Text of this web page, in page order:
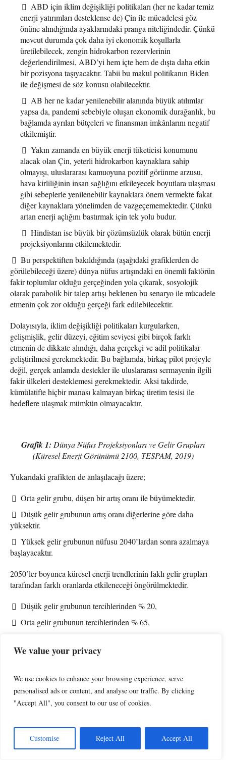
We value your privacy
We use cookies to enhance your browsing experience, serve
personalised ads or content, and analyse our traffic. By clicking
"Accept All", you consent to our use of cookies.
Customise Reject All Accept All
ABD için iklim değişikliği politikaları (her ne kadar temiz
enerji yatırımları desteklense de) Çin ile mücadelesi göz
önüne alındığında ayaklarındaki pranga niteliğindedir. Çünkü
mevcut durumda çok daha iyi ekonomik koşullarla
üretilebilecek, zengin hidrokarbon rezervlerinin
değerlendirilmesi, ABD’yi hem içte hem de dışta daha etkin
bir pozisyona taşıyacaktır. Tabii bu makul politikanın Biden
ile değişmesi de söz konusu olabilecektir.
AB her ne kadar yenilenebilir alanında büyük atılımlar
yapsa da, pandemi sebebiyle oluşan ekonomik durağanlık, bu
bağlamda ayrılan bütçeleri ve finansman imkânlarını negatif
etkilemiştir.
Yakın zamanda en büyük enerji tüketicisi konumunu
alacak olan Çin, yeterli hidrokarbon kaynaklara sahip
olmayışı, uluslararası kamuoyuna pozitif görünme arzusu,
hava kirliliğinin insan sağlığını etkileyecek boyutlara ulaşması
gibi sebeplerle yenilenebilir kaynaklara önem vermekte fakat
diğer kaynaklara yönelimden de vazgeçememektedir. Çünkü
artan enerji açlığını bastırmak için tek yolu budur.
Hindistan ise büyük bir çözümsüzlük olarak bütün enerji
projeksiyonlarını etkilemektedir.
Bu perspektiften bakıldığında (aşağıdaki grafiklerden de
görülebileceği üzere) dünya nüfus artışındaki en önemli faktörün
fakir toplumlar olduğu gerçeğinden yola çıkarak, sosyolojik
olarak parabolik bir talep artışı beklenen bu senaryo ile mücadele
etmenin çok zor olduğu gerçeği fark edilebilecektir.
Dolayısıyla, iklim değişikliği politikaları kurgularken,
gelişmişlik, gelir düzeyi, eğitim seviyesi gibi birçok farklı
etmenin de dikkate alındığı, daha gerçekçi ve adil politikalar
geliştirilmesi gerekmektedir. Bu bağlamda, birkaç pilot projeyle
değil, gerçek anlamda destekler ile uluslararası sermayenin ilgili
fakir ülkeleri desteklemesi gerekmektedir. Aksi takdirde,
kümülatifte hiçbir manası kalmayan birkaç üretim tesisi ile
hedeflere ulaşmak mümkün olmayacaktır.
Grafik 1: Dünya Nüfus Projeksiyonları ve Gelir Grupları
(Küresel Enerji Görünümü 2100, TESPAM, 2019)
Yukarıdaki grafikten de anlaşılacağı üzere;
Orta gelir grubu, düşen bir artış oranı ile büyümektedir.
Düşük gelir grubunun artış oranı diğerlerine göre daha
yüksektir.
Yüksek gelir grubunun nüfusu 2040’lardan sonra azalmaya
başlayacaktır.
2050’ler boyunca küresel enerji trendlerinin faklı gelir grupları
tarafından farklı oranlarda etkileneceği öngörülmektedir.
Düşük gelir grubunun tercihlerinden % 20,
Orta gelir grubunun tercihlerinden % 65,
düzeyi söz konusudur.
etkisinin bir miktar değişmesi beklenmektedir. Bu durumda
oluşacak yeni tablo şu şekildedir:
Orta gelir grubunun tercihlerinden % 64,
Yüksek gelir grubunun tercihlerinden % 12 oranında bir